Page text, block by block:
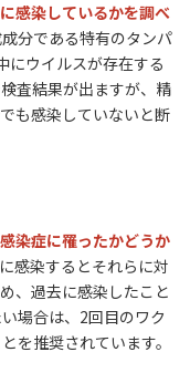
感染しているかを調べ
分である特有のタンパ
にウイルスが存在する
査結果が出ますが、精
も感染していないと断
染症に罹ったかどうか
感染するとそれらに対
、過去に感染したこと
場合は、2回目のワク
を推奨されています。